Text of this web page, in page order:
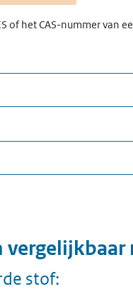
of het CAS-nummer van
vergelijkbaar
stof: